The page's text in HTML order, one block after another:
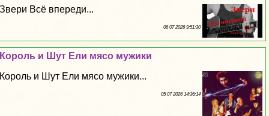
Звери Всё впереди...
06 07 2026 9:51:30
Король и Шут Ели мясо мужики
Король и Шут Ели мясо мужики...
05 07 2026 14:36:14